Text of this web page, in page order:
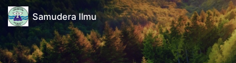
Samudera Ilmu